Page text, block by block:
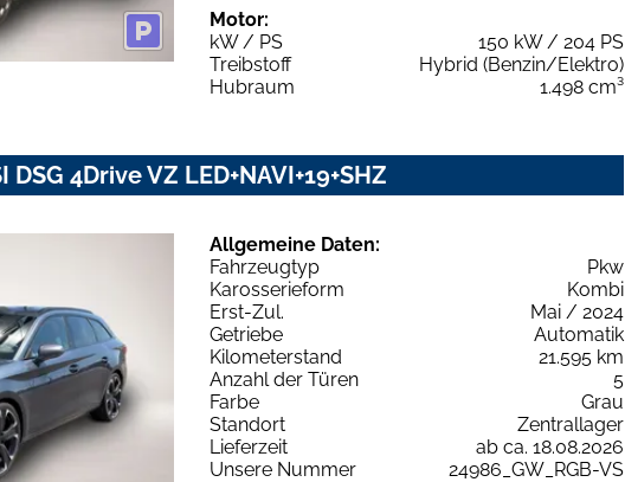
Motor:
kW / PS
150 kW / 204 PS
Treibstoff
Hybrid (Benzin/Elektro)
Hubraum
1.498 cm³
4Drive VZ LED+NAVI+19+SHZ
Allgemeine Daten:
Fahrzeugtyp
Pkw
Karosserieform
Kombi
Erst-Zul.
Mai / 2024
Getriebe
Automatik
Kilometerstand
21.595 km
Anzahl der Türen
5
Farbe
Grau
Standort
Zentrallager
Lieferzeit
ab ca. 18.08.2026
Unsere Nummer
24986_GW_RGB-VS